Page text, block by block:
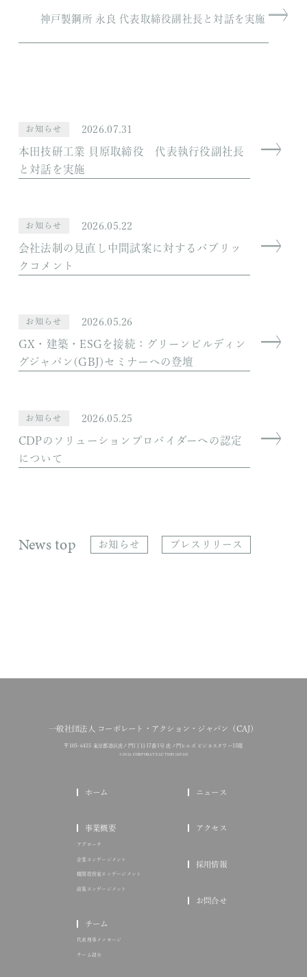
神戸製鋼所 永良 代表取締役副社長と対話を実施
お知らせ 2026.07.31
本田技研工業 貝原取締役 代表執行役副社長
と対話を実施
お知らせ 2026.05.22
会社法制の見直し中間試案に対するパブリッ
クコメント
お知らせ 2026.05.26
GX・建築・ESGを接続：グリーンビルディン
グジャパン(GBJ)セミナーへの登壇
お知らせ 2026.05.25
CDPのソリューションプロバイダーへの認定
について
News top お知らせ プレスリリース
一般社団法人 コーポレート・アクション・ジャパン（CAJ）
〒105-6415 東京都港区虎ノ門1丁目17番1号 虎ノ門ヒルズ ビジネスタワー15階
© 2026 CORPORATE ACTION JAPAN
ホーム
事業概要
アプローチ
企業エンゲージメント
機関投資家エンゲージメント
政策エンゲージメント
チーム
代表理事メッセージ
チーム紹介
ニュース
アクセス
採用情報
お問合せ